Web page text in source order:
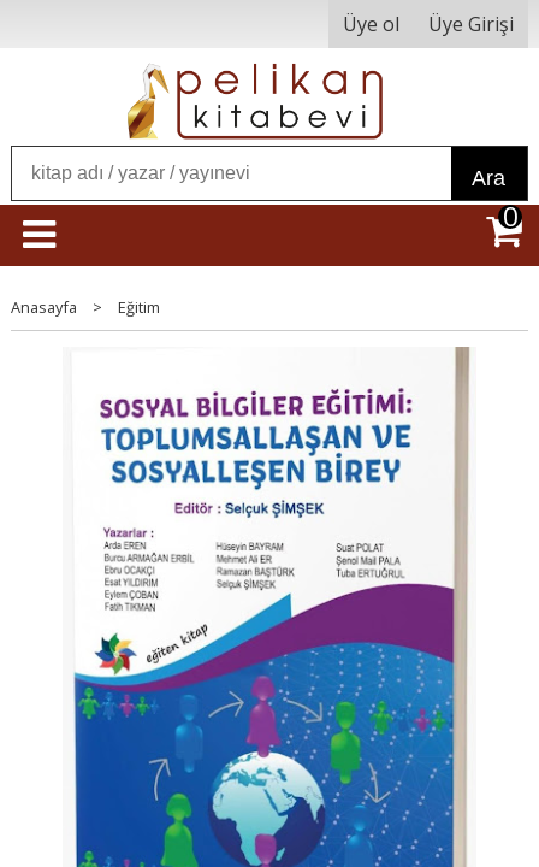
Üye ol Üye Girişi
Ara
0
Anasayfa > Eğitim